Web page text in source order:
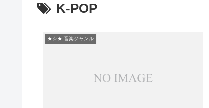
K-POP
★☆★ 音楽ジャンル